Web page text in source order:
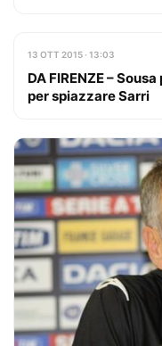
13 OTT 2015 · 13:03
DA FIRENZE –
per spiazzare Sarri